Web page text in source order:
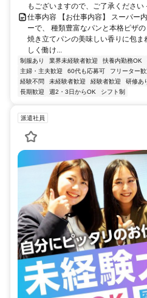
もございますので、ご了承くださ
仕事内容 【お仕事内容】 スーパー
ーで、 種類豊富なパンと本格ピザ
焼き立てパンの美味しい香りに包
しく働け...
制服あり 業界未経験者歓迎 扶養内勤務OK
主婦・主夫歓迎
60代も応募可 フリーター歓
経験不問
未経験者歓迎 経験者歓迎 研修あ
長期歓迎
週2・3日からOK シフト制
派遣社員